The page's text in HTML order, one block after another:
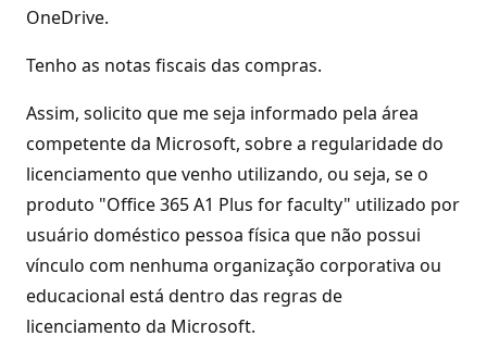
OneDrive.
Tenho as notas fiscais das compras.
Assim, solicito que me seja informado pela área
competente da Microsoft, sobre a regularidade do
licenciamento que venho utilizando, ou seja, se o
produto "Office 365 A1 Plus for faculty" utilizado por
usuário doméstico pessoa física que não possui
vínculo com nenhuma organização corporativa ou
educacional está dentro das regras de
licenciamento da Microsoft.